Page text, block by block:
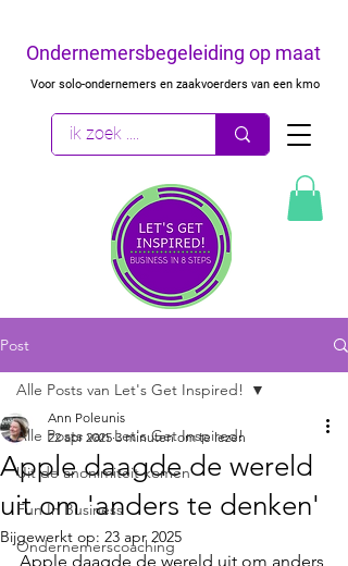
Ondernemersbegeleiding op maat
Voor solo-ondernemers en zaakvoerders van een kmo
Post
Alle Posts van Let's Get Inspired!
Uit de anonimiteit komen
Fun In Business
Ondernemerscoaching
Alle Posts van Let's Get Inspired!
Apple daagde de wereld
uit om 'anders te denken'
Ann Poleunis
22 apr 2025 3 minuten om te lezen
Bijgewerkt op: 23 apr 2025
Apple daagde de wereld uit om anders